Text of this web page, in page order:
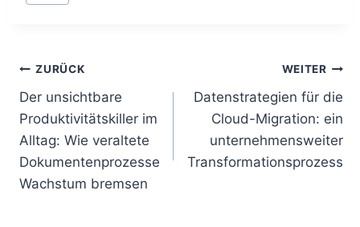
Beitragsnavigation
ZURÜCK
Der unsichtbare
Produktivitätskiller im
Alltag: Wie veraltete
Dokumentenprozesse
Wachstum bremsen
WEITER
Datenstrategien für die
Cloud-Migration: ein
unternehmensweiter
Transformationsprozess